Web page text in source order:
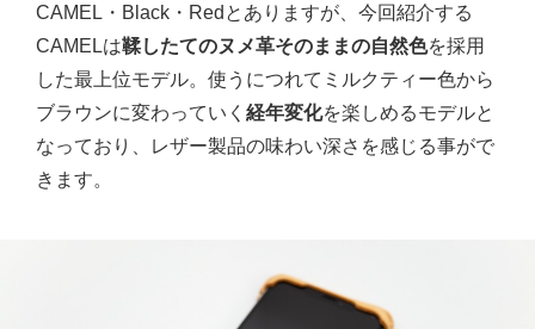
CAMEL・Black・Redとありますが、今回紹介する
CAMELは鞣したてのヌメ革そのままの自然色を採用
した最上位モデル。使うにつれてミルクティー色から
ブラウンに変わっていく 経年変化を楽しめるモデルと
なっており、レザー製品の味わい深さを感じる事がで
きます。